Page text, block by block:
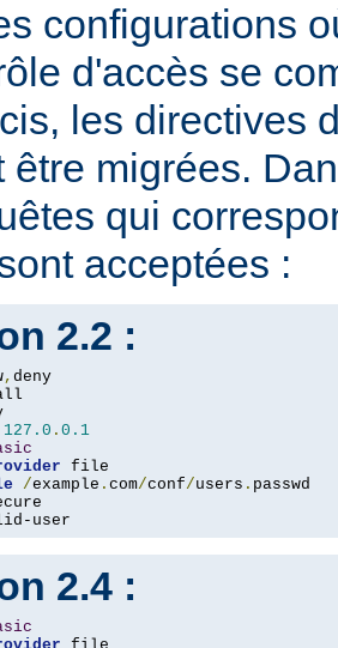
configurations
d'accès se
les directives
être migrées.
qui
acceptées :
2.2 :
,
127.0 . 0.1
/example . com/conf/users .
user
2.4 :